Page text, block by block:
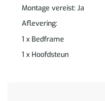
Montage vereist: Ja
Aflevering:
1 x Bedframe
1 x Hoofdsteun